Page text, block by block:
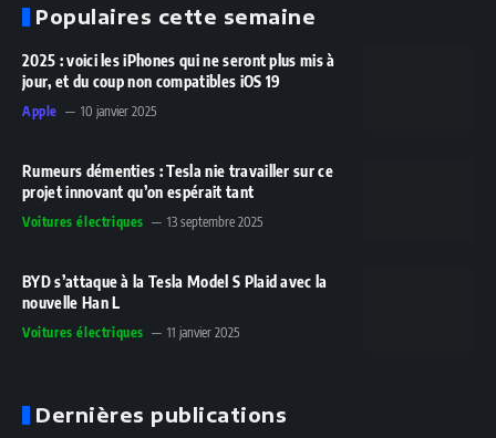
Populaires cette semaine
2025 : voici les iPhones qui ne seront plus mis à
jour, et du coup non compatibles iOS 19
Apple 10 janvier 2025
Rumeurs démenties : Tesla nie travailler sur ce
projet innovant qu’on espérait tant
Voitures électriques 13 septembre 2025
BYD s’attaque à la Tesla Model S Plaid avec la
nouvelle Han L
Voitures électriques 11 janvier 2025
Dernières publications